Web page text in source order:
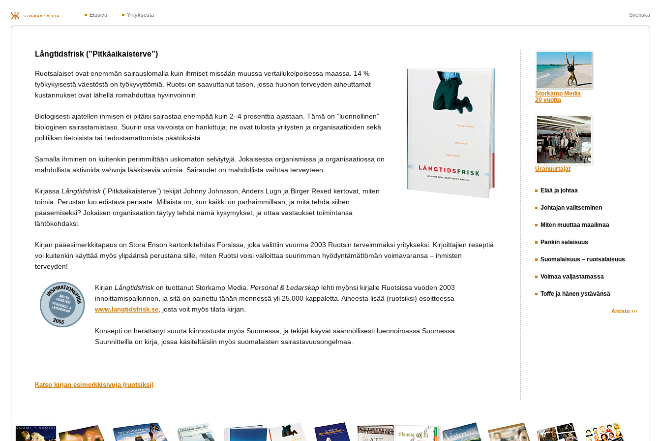
Svenska
Etusivu Yrityksestä
Långtidsfrisk (”Pitkäaikaisterve”)
Ruotsalaiset ovat enemmän sairauslomalla kuin ihmiset missään muussa vertailukelpoisessa maassa. 14 %
työkykyisestä väestöstä on työkyvyttömiä. Ruotsi on saavuttanut tason, jossa huonon terveyden aiheuttamat
kustannukset ovat lähellä romahduttaa hyvinvoinnin.
Biologisesti ajatellen ihmisen ei pitäisi sairastaa enempää kuin 2–4 prosenttia ajastaan. Tämä on ”luonnollinen”
biologinen sairastamistaso. Suurin osa vaivoista on hankittuja; ne ovat tulosta yritysten ja organisaatioiden sekä
politiikan tietoisista tai tiedostamattomista päätöksistä.
Samalla ihminen on kuitenkin perimmiltään uskomaton selviytyjä. Jokaisessa organismissa ja organisaatiossa on
mahdollista aktivoida vahvoja lääkitseviä voimia. Sairaudet on mahdollista vaihtaa terveyteen.
Kirjassa Långtidsfrisk(”Pitkäaikaisterve”) tekijät Johnny Johnsson, Anders Lugn ja Birger Rexed kertovat, miten
toimia. Perustan luo edistävä periaate. Millaista on, kun kaikki on parhaimmillaan, ja mitä tehdä siihen
pääsemiseksi? Jokaisen organisaation täytyy tehdä nämä kysymykset, ja ottaa vastaukset toimintansa
lähtökohdaksi.
Kirjan pääesimerkkitapaus on Stora Enson kartonkitehdas Forsissa, joka valittiin vuonna 2003 Ruotsin terveimmäksi yritykseksi. Kirjoittajien reseptiä
voi kuitenkin käyttää myös ylipäänsä perustana sille, miten Ruotsi voisi valloittaa suurimman hyödyntämättömän voimavaransa – ihmisten
terveyden!
Kirjan Långtidsfriskon tuottanut Storkamp Media. Personal & Ledarskap lehti myönsi kirjalle Ruotsissa vuoden 2003
innoittamispalkinnon, ja sitä on painettu tähän mennessä yli 25.000 kappaletta. Aiheesta lisää (ruotsiksi) osoitteessa
www.langtidsfrisk.se , josta voit myös tilata kirjan.
Konsepti on herättänyt suurta kiinnostusta myös Suomessa, ja tekijät käyvät säännöllisesti luennoimassa Suomessa.
Suunnitteilla on kirja, jossa käsiteltäisiin myös suomalaisten sairastavuusongelmaa.
Katso kirjan esimerkkisivuja (ruotsiksi)
Storkamp Media
20 vuotta
Uranuurtajat
Elää ja johtaa
Johtajan valitseminen
Miten muuttaa maailmaa
Pankin salaisuus
Suomalaisuus – ruotsalaisuus
Voimaa valjastamassa
Toffe ja hänen ystävänsä
Arkisto ›››